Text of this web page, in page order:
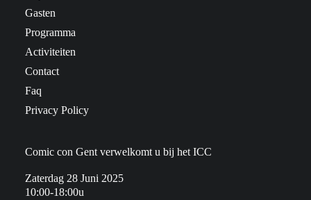
Gasten
Programma
Activiteiten
Contact
Faq
Privacy Policy
Comic con Gent verwelkomt u bij het ICC
Zaterdag 28 Juni 2025
10:00-18:00u